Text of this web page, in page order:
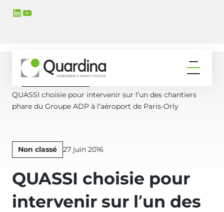
LinkedIn
YouTube
Ouvrir
Accueil
QUASSI choisie pour intervenir sur l’un des chantiers
phare du Groupe ADP à l’aéroport de Paris-Orly
Non classé
Publié
le
27 juin 2016
QUASSI choisie pour
intervenir sur l’un des